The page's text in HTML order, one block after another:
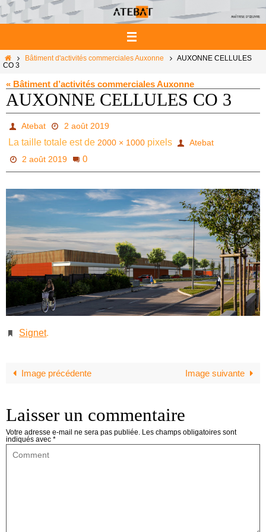
Passer
vers
le
HomeBâtiment d'activités commerciales Auxonne
AUXONNE CELLULES
CO 3
« Bâtiment d’activités commerciales Auxonne
AUXONNE CELLULES CO 3
Atebat 2 août 2019
La taille totale est de 2000 × 1000 pixels
Atebat
2 août 2019
0
Signet.
Image précédente Image suivante
Laisser un commentaire
Votre adresse e-mail ne sera pas publiée. Les champs obligatoires sont
indiqués avec *